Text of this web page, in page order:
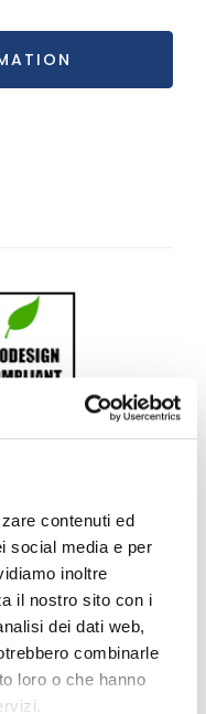
contenuti ed
social media e per
inoltre
il nostro sito con i
dei dati web,
combinarle
loro o che hanno
RGBW